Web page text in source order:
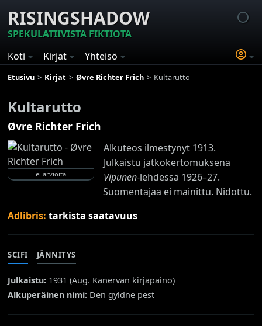
RISINGSHADOW
SPEKULATIIVISTA FIKTIOTA
Koti
Kirjat Yhteisö
Etusivu Kirjat Øvre Richter Frich Kultarutto
Kultarutto
Øvre Richter Frich
ei arvioita
Alkuteos ilmestynyt 1913.
Julkaistu jatkokertomuksena
Vipunen-lehdessä 1926–27.
Suomentajaa ei mainittu. Nidottu.
Adlibris:tarkista saatavuus
SCIFI JÄNNITYS
Julkaistu: 1931 (Aug. Kanervan kirjapaino)
Alkuperäinen nimi: Den gyldne pest